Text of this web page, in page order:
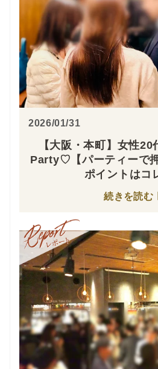
2026/01/31
【大阪・本町】女性
Party♡【パーティーで
ポイントはコ
続きを読む